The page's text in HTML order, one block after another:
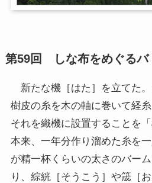
第59回 しな布をめぐるバ
新たな機［はた］を立てた
樹皮の糸を木の軸に巻いて経
それを織機に設置することを
本来、一年分作り溜めた糸を
が精一杯くらいの太さのバー
り、綜絖［そうこう］や筬［